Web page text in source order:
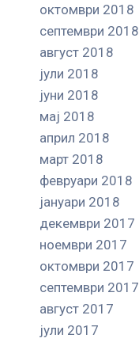
октомври 2018
септември 2018
август 2018
јули 2018
јуни 2018
мај 2018
април 2018
март 2018
февруари 2018
јануари 2018
декември 2017
ноември 2017
октомври 2017
септември 2017
август 2017
јули 2017